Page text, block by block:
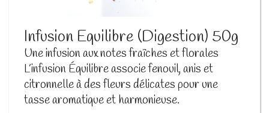
Infusion Equilibre (Digestion) 50g
Une infusion aux notes fraîches et florales
L’infusion Équilibre associe fenouil, anis et
citronnelle à des fleurs délicates pour une
tasse aromatique et harmonieuse.